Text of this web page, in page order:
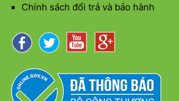
Chính sách đổi trả và bảo hành